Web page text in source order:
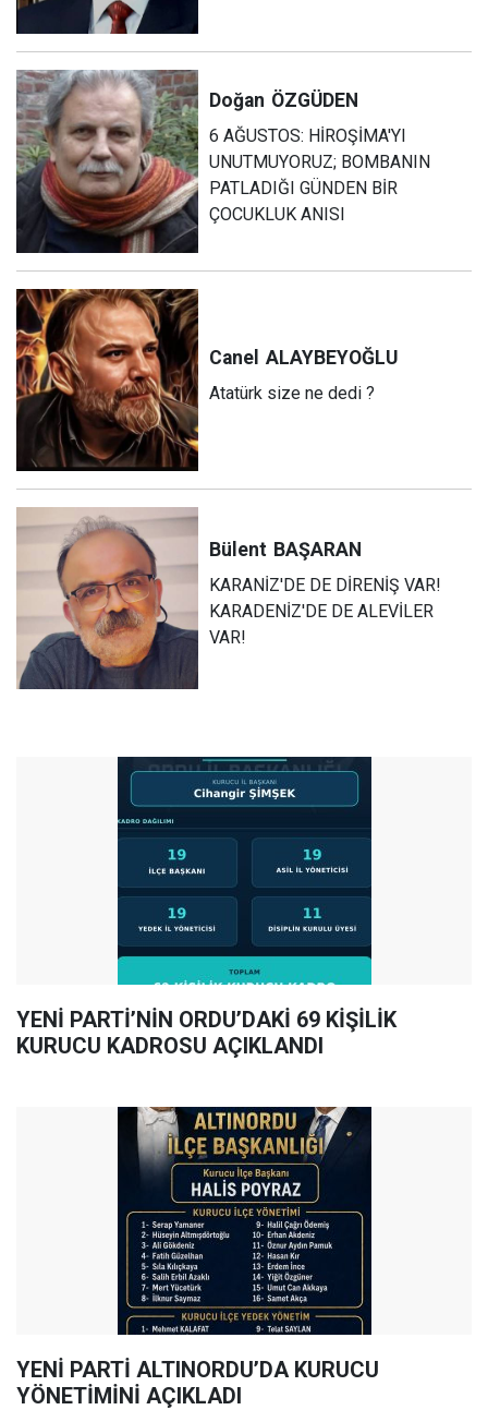
Doğan ÖZGÜDEN
6 AĞUSTOS: HİROŞİMA'YI
UNUTMUYORUZ; BOMBANIN
PATLADIĞI GÜNDEN BİR
ÇOCUKLUK ANISI
Canel ALAYBEYOĞLU
Atatürk size ne dedi ?
Bülent BAŞARAN
KARANİZ'DE DE DİRENİŞ VAR!
KARADENİZ'DE DE ALEVİLER
VAR!
YENİ PARTİ’NİN ORDU’DAKİ 69 KİŞİLİK
KURUCU KADROSU AÇIKLANDI
YENİ PARTİ ALTINORDU’DA KURUCU
YÖNETİMİNİ AÇIKLADI